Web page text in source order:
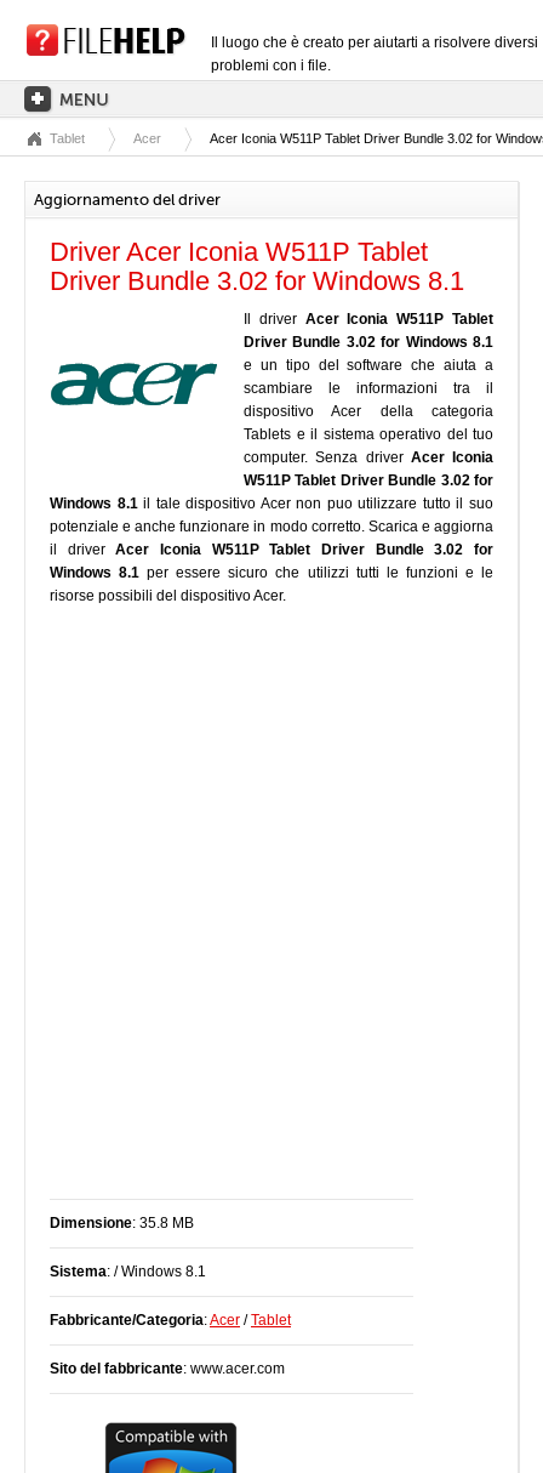
Il luogo che è creato per aiutarti a risolvere diversi
problemi con i file.
PAGINA PRINCIPALE
CATEGORIE DELLE ESTENSIONI
FILE DLL
SOFTWARE
Tablet Acer Acer Iconia W511P Tablet Driver Bundle 3.02 for
Aggiornamento del driver
Driver Acer Iconia W511P Tablet
Driver Bundle 3.02 for Windows 8.1
Il driver Acer Iconia W511P Tablet
Driver Bundle 3.02 for Windows 8.1
e un tipo del software che aiuta a
scambiare le informazioni tra il
dispositivo Acer della categoria
Tablets e il sistema operativo del tuo
computer. Senza driver Acer Iconia
W511P Tablet Driver Bundle 3.02 for
Windows 8.1il tale dispositivo Acer non puo utilizzare tutto il suo
potenziale e anche funzionare in modo corretto. Scarica e aggiorna
il driverAcer Iconia W511P Tablet Driver Bundle 3.02 for
Windows 8.1 per essere sicuro che utilizzi tutti le funzioni e le
risorse possibili del dispositivo Acer.
Dimensione: 35.8 MB
Sistema: / Windows 8.1
Fabbricante/Categoria:Acer /Tablet
Sito del fabbricante: www.acer.com